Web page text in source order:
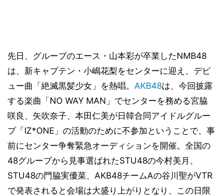
先日、グループのエース・山本彩が卒業したNMB48
は、新キャプテン・小嶋花梨をセンターに迎え、デビ
ュー曲「絶滅黒髪少女」を熱唱。 AKB48は、今回披露
する楽曲「NO WAY MAN」でセンターを務める宮脇
咲良、矢吹奈子、本田仁美が日韓合同アイドルグルー
プ「IZ*ONE」の活動のために不参加ということで、事
前にセンター争奪緊急オーディションを開催。全国の
48グループから見事選ばれたSTU48の今村美月、
STU48の門脇実優菜、AKB48チームAの谷川聖がVTR
で発表されると会場は大盛り上がりとなり、この日限